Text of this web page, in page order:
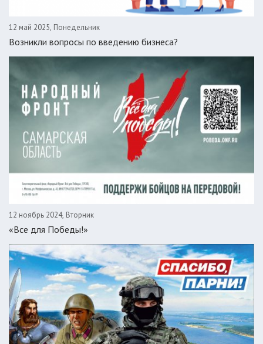
12 май 2025, Понедельник
Возникли вопросы по введению бизнеса?
12 ноябрь 2024, Вторник
«Все для Победы!»